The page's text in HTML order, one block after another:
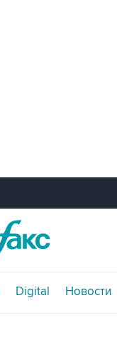
Digital Новости